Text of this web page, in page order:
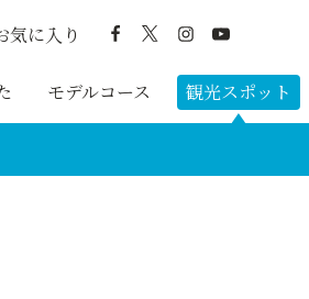
モデルコース 観光スポット
気に入り